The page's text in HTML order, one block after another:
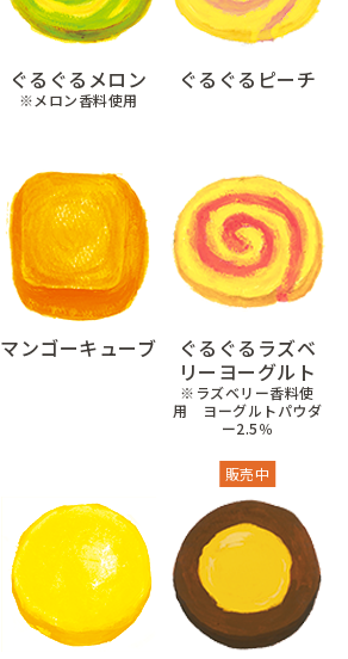
ぐるぐるメロン
※メロン香料使用
ぐるぐるピーチ
マンゴーキューブ
ぐるぐるラズベ
リーヨーグルト
※ラズベリー香料使
用 ヨーグルトパウダ
ー2.5％
販売中